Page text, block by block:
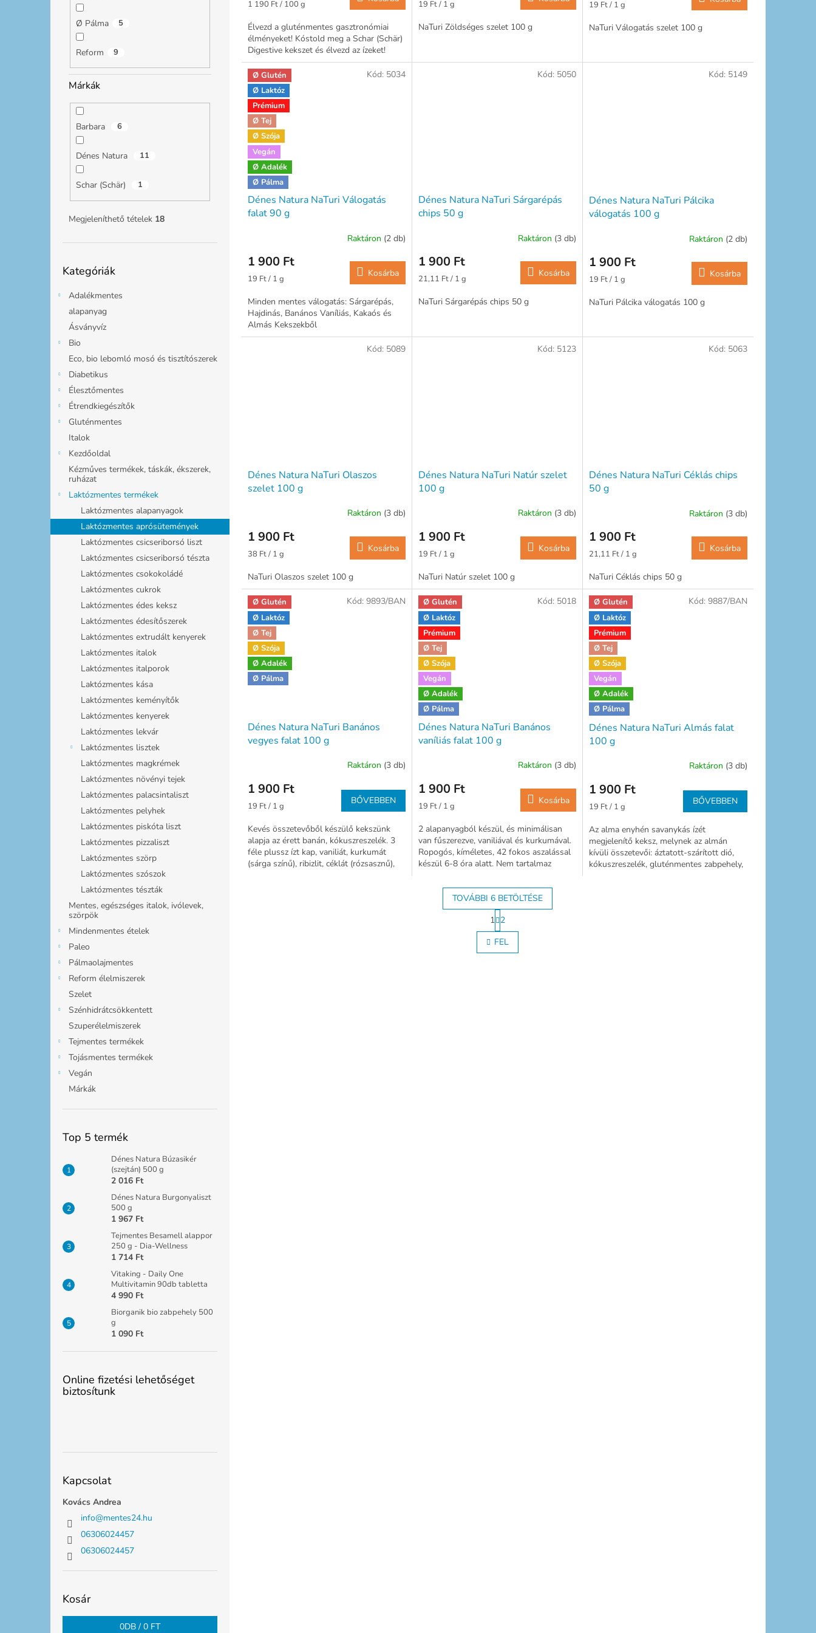
Ø Pálma 5
Reform 9
Márkák
Barbara 6
Dénes Natura 11
Schar (Schär) 1
Megjeleníthető tételek 18
átugrása
Kategóriák
Adalékmentes
alapanyag
Ásványvíz
Bio
Eco, bio lebomló mosó és tisztítószerek
Diabetikus
Élesztőmentes
Étrendkiegészítők
Gluténmentes
Italok
Kezdőoldal
Kézműves termékek, táskák, ékszerek,
ruházat
Laktózmentes termékek
Laktózmentes alapanyagok
Laktózmentes aprósütemények
Laktózmentes csicseriborsó liszt
Laktózmentes csicseriborsó tészta
Laktózmentes csokokoládé
Laktózmentes cukrok
Laktózmentes édes keksz
Laktózmentes édesítőszerek
Laktózmentes extrudált kenyerek
Laktózmentes italok
Laktózmentes italporok
Laktózmentes kása
Laktózmentes keményítők
Laktózmentes kenyerek
Laktózmentes lekvár
Laktózmentes lisztek
Laktózmentes magkrémek
Laktózmentes növényi tejek
Laktózmentes palacsintaliszt
Laktózmentes pelyhek
Laktózmentes piskóta liszt
Laktózmentes pizzaliszt
Laktózmentes szörp
Laktózmentes szószok
Laktózmentes tészták
Mentes, egészséges italok, ivólevek,
szörpök
Mindenmentes ételek
Paleo
Pálmaolajmentes
Reform élelmiszerek
Szelet
Szénhidrátcsökkentett
Szuperélelmiszerek
Tejmentes termékek
Tojásmentes termékek
Vegán
Márkák
Top 5 termék
Dénes Natura Búzasikér
(szejtán) 500 g
2 016 Ft
Dénes Natura Burgonyaliszt
500 g
1 967 Ft
Tejmentes Besamell alappor
250 g - Dia-Wellness
1 714 Ft
Vitaking - Daily One
Multivitamin 90db tabletta
4 990 Ft
Biorganik bio zabpehely 500
g
1 090 Ft
Online fizetési lehetőséget
biztosítunk
Kapcsolat
Kovács Andrea
info@mentes24.hu
06306024457
06306024457
Kosár
0DB / 0 FT
Egységár:
1 190 Ft / 100 g
Élvezd a gluténmentes gasztronómiai
élményeket! Kóstold meg a Schar (Schär)
Digestive kekszet és élvezd az ízeket!
Egységár:
19 Ft / 1 g
NaTuri Zöldséges szelet 100 g
Egységár:
19 Ft / 1 g
NaTuri Válogatás szelet 100 g
Ø Glutén
Ø Laktóz
Prémium
Ø Tej
Ø Szója
Vegán
Ø Adalék
Ø Pálma
Dénes Natura NaTuri Válogatás
falat 90 g
Raktáron (2 db)
1 900 Ft
Egységár:
19 Ft / 1 g Kosárba
Minden mentes válogatás: Sárgarépás,
Hajdinás, Banános Vaníliás, Kakaós és
Almás Kekszekből
Kód: 5034
Dénes Natura NaTuri Sárgarépás
chips 50 g
Raktáron (3 db)
1 900 Ft
Egységár:
21,11 Ft / 1 g Kosárba
NaTuri Sárgarépás chips 50 g
Kód: 5050
Dénes Natura NaTuri Pálcika
válogatás 100 g
Raktáron (2 db)
1 900 Ft
Egységár:
19 Ft / 1 g Kosárba
NaTuri Pálcika válogatás 100 g
Kód: 5149
Dénes Natura NaTuri Olaszos
szelet 100 g
Raktáron (3 db)
1 900 Ft
Egységár:
38 Ft / 1 g Kosárba
NaTuri Olaszos szelet 100 g
Kód: 5089
Dénes Natura NaTuri Natúr szelet
100 g
Raktáron (3 db)
1 900 Ft
Egységár:
19 Ft / 1 g Kosárba
NaTuri Natúr szelet 100 g
Kód: 5123
Dénes Natura NaTuri Céklás chips
50 g
Raktáron (3 db)
1 900 Ft
Egységár:
21,11 Ft / 1 g Kosárba
NaTuri Céklás chips 50 g
Kód: 5063
Ø Glutén
Ø Laktóz
Ø Tej
Ø Szója
Ø Adalék
Ø Pálma
Dénes Natura NaTuri Banános
vegyes falat 100 g
Raktáron (3 db)
1 900 Ft
Egységár:
19 Ft / 1 g BŐVEBBEN
Kevés összetevőből készülő kekszünk
alapja az érett banán, kókuszreszelék. 3
féle plussz ízt kap, vaniliát, kurkumát
(sárga színű), ribizlit, céklát (rózsasznű),
Kód: 9893/BAN
Ø Glutén
Ø Laktóz
Prémium
Ø Tej
Ø Szója
Vegán
Ø Adalék
Ø Pálma
Dénes Natura NaTuri Banános
vaníliás falat 100 g
Raktáron (3 db)
1 900 Ft
Egységár:
19 Ft / 1 g Kosárba
2 alapanyagból készül, és minimálisan
van fűszerezve, vaniliával és kurkumával.
Ropogós, kíméletes, 42 fokos aszalással
készül 6-8 óra alatt. Nem tartalmaz
Kód: 5018
Ø Glutén
Ø Laktóz
Prémium
Ø Tej
Ø Szója
Vegán
Ø Adalék
Ø Pálma
Dénes Natura NaTuri Almás falat
100 g
Raktáron (3 db)
1 900 Ft
Egységár:
19 Ft / 1 g BŐVEBBEN
Az alma enyhén savanykás ízét
megjelenítő keksz, melynek az almán
kívüli összetevői: áztatott-szárított dió,
kókuszreszelék, gluténmentes zabpehely,
Kód: 9887/BAN
L
i
s
TOVÁBBI 6 BETÖLTÉSE
L
a
p
o
z
1 2
FEL